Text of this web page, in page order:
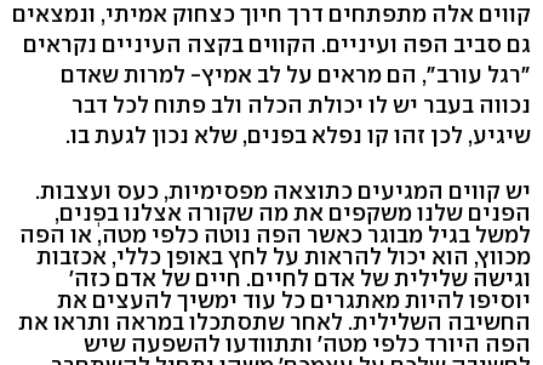
קווים אלה מתפתחים דרך חיוך כצחוק אמיתי, ונמצאים
גם סביב הפה ועיניים. הקווים בקצה העיניים נקראים
"רגל עורב", הם מראים על לב אמיץ- למרות שאדם
נכווה בעבר יש לו יכולת הכלה ולב פתוח לכל דבר
שיגיע, לכן זהו קו נפלא בפנים, שלא נכון לגעת בו.
יש קווים המגיעים כתוצאה מפסימיות, כעס ועצבות.
הפנים שלנו משקפים את מה שקורה אצלנו בפְנים,
למשל בגיל מבוגר כאשר הפה נוטה כלפי מטה, או הפה
מכווץ, הוא יכול להראות על לחץ באופן כללי, אכזבות
וגישה שלילית של אדם לחיים. חיים של אדם כזה'
יוסיפו להיות מאתגרים כל עוד ימשיך להעצים את
החשיבה השלילית. לאחר שתסתכלו במראה ותראו את
הפה היורד כלפי מטה' ותתוודעו להשפעה שיש